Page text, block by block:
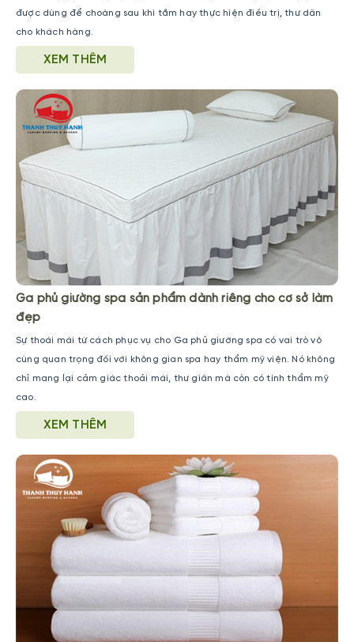
được dùng để choàng sau khi tắm hay thực hiện điều trị, thư dãn
cho khách hàng.
XEM THÊM
Ga phủ giường spa sản phẩm dành riêng cho cơ sở làm
đẹp
Sự thoái mái từ cách phục vụ cho Ga phủ giường spa có vai trò vô
cùng quan trọng đối với không gian spa hay thẩm mỹ viện. Nó không
chỉ mang lại cảm giác thoải mái, thư giãn mà còn có tính thẩm mỹ
cao.
XEM THÊM